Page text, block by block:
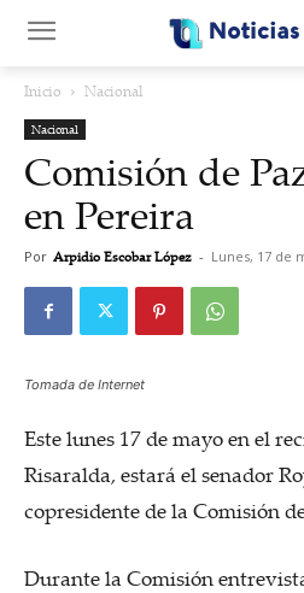
Inicio Nacional
Nacional
Comisión de
en Pereira
Por Arpidio Escobar López - Lunes, 17 de
Tomada de Internet
Este lunes 17 de mayo en el
Risaralda, estará el senador
copresidente de la Comisión
Durante la Comisión